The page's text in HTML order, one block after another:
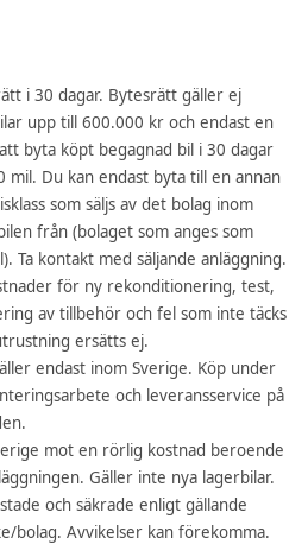
i 30 dagar. Bytesrätt gäller ej
upp till 600.000 kr och endast en
byta köpt begagnad bil i 30 dagar
Du kan endast byta till en annan
som säljs av det bolag inom
från (bolaget som anges som
Ta kontakt med säljande anläggning.
för ny rekonditionering, test,
av tillbehör och fel som inte täcks
ersätts ej.
endast inom Sverige. Köp under
och leveransservice på
mot en rörlig kostnad beroende
Gäller inte nya lagerbilar.
och säkrade enligt gällande
bolag. Avvikelser kan förekomma.